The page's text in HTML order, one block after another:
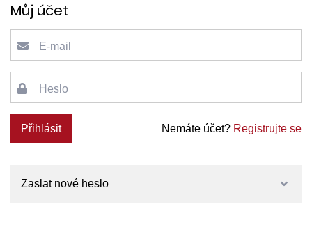
Můj účet
E-mail
Heslo
Přihlásit Nemáte účet? Registrujte se
Zaslat nové heslo